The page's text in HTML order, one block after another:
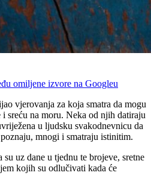
omiljene izvore na Googleu
vjerovanja za koja smatra da mogu
sreću na moru. Neka od njih datiraju
u ljudsku svakodnevnicu da
mnogi i smatraju istinitim.
uz dane u tjednu te brojeve, sretne
kojih su odlučivati kada će